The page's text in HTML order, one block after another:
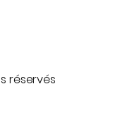
réservés